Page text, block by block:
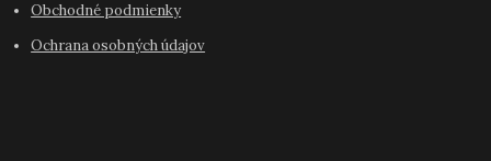
Obchodné podmienky
Ochrana osobných údajov